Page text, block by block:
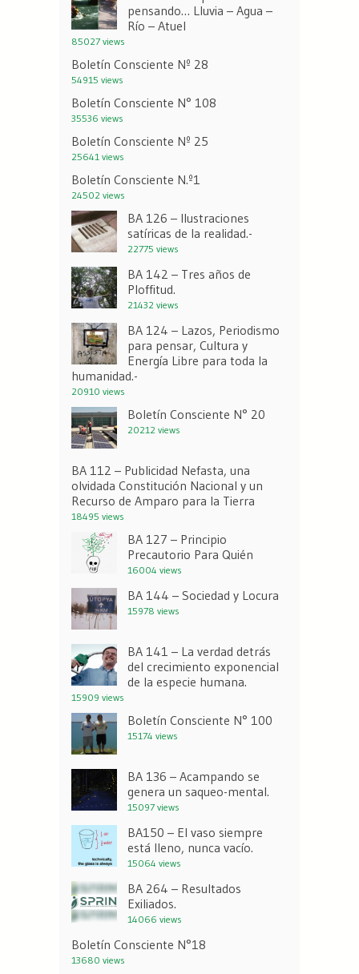
pensando… Lluvia – Agua –
Río – Atuel
85027 views
Boletín Consciente Nº 28
54915 views
Boletín Consciente N° 108
35536 views
Boletín Consciente Nº 25
25641 views
Boletín Consciente N.º1
24502 views
BA 126 – Ilustraciones
satíricas de la realidad.-
22775 views
BA 142 – Tres años de
Ploffitud.
21432 views
BA 124 – Lazos, Periodismo
para pensar, Cultura y
Energía Libre para toda la
humanidad.-
20910 views
Boletín Consciente N° 20
20212 views
BA 112 – Publicidad Nefasta, una
olvidada Constitución Nacional y un
Recurso de Amparo para la Tierra
18495 views
BA 127 – Principio
Precautorio Para Quién
16004 views
BA 144 – Sociedad y Locura
15978 views
BA 141 – La verdad detrás
del crecimiento exponencial
de la especie humana.
15909 views
Boletín Consciente N° 100
15174 views
BA 136 – Acampando se
genera un saqueo-mental.
15097 views
BA150 – El vaso siempre
está lleno, nunca vacío.
15064 views
BA 264 – Resultados
Exiliados.
14066 views
Boletín Consciente N°18
13680 views